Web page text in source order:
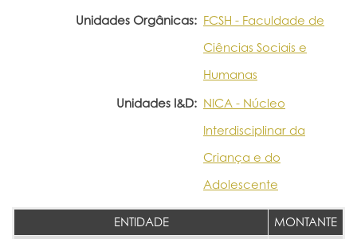
Unidades Orgânicas: FCSH - Faculdade de
Ciências Sociais e
Humanas
Unidades I&D: NICA - Núcleo
Interdisciplinar da
Criança e do
Adolescente
ENTIDADE
MONTANTE